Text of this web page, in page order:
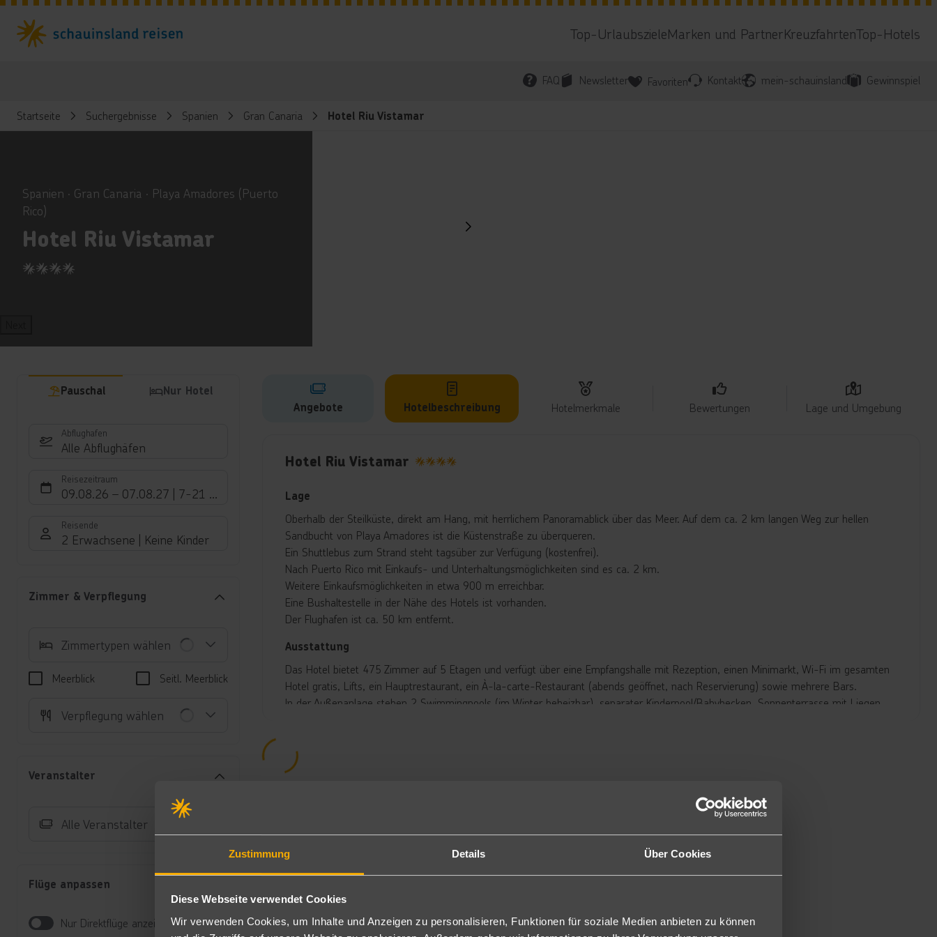
Zustimmung Details Über Cookies
Diese Webseite verwendet Cookies
Wir verwenden Cookies, um Inhalte und Anzeigen zu personalisieren, Funktionen für soziale Medien anbieten zu können
Top-UrlaubszieleMarken und PartnerKreuzfahrtenTop-Hotels
FAQ Newsletter Favoriten Kontakt mein-schauinsland Gewinnspiel
Startseite Suchergebnisse Spanien Gran Canaria Hotel Riu Vistamar
Spanien ∙ Gran Canaria ∙ Playa Amadores (Puerto
Rico)
Hotel Riu Vistamar
4
Pauschal Nur Hotel
Abflughafen
Alle Abflughäfen
Reisezeitraum
09.08.26 – 07.08.27 7-21 Nächte
Reisende
2 Erwachsene Keine Kinder
Zimmer & Verpflegung
Zimmertypen wählen
Meerblick Seitl. Meerblick
Verpflegung wählen
Veranstalter
Alle Veranstalter
Flüge anpassen
Nur Direktflüge anzeigen
Angebote Hotelbeschreibung Hotelmerkmale Bewertungen Lage und Umgebung
Hotel Riu Vistamar
Lage
Oberhalb der Steilküste, direkt am Hang, mit herrlichem Panoramablick über das Meer. Auf dem ca. 2 km langen Weg zur hellen
Sandbucht von Playa Amadores ist die Küstenstraße zu überqueren.
Ein Shuttlebus zum Strand steht tagsüber zur Verfügung (kostenfrei).
Nach Puerto Rico mit Einkaufs- und Unterhaltungsmöglichkeiten sind es ca. 2 km.
Weitere Einkaufsmöglichkeiten in etwa 900 m erreichbar.
Eine Bushaltestelle in der Nähe des Hotels ist vorhanden.
Der Flughafen ist ca. 50 km entfernt.
Ausstattung
Das Hotel bietet 475 Zimmer auf 5 Etagen und verfügt über eine Empfangshalle mit Rezeption, einen Minimarkt, Wi-Fi im gesamten
Hotel gratis, Lifts, ein Hauptrestaurant, ein À-la-carte-Restaurant (abends geöffnet, nach Reservierung) sowie mehrere Bars.
In der Außenanlage stehen 2 Swimmingpools (im Winter beheizbar), separater Kinderpool/Babybecken, Sonnenterrasse mit Liegen
Großes Doppelzimmer Meerblick: Gleich ausgestattet wie die Doppelzimmer Meerblick, jedoch etwas geräumiger ca. 30 m² und
verfügen über eine Sitzecke bzw. Schlafgelegenheit für die extra Person (MX2).
über einen Ankleideraum.
Bei max. Belegung kann es eng werden (J2M).